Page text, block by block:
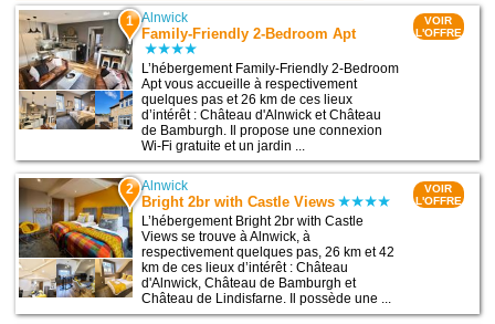
1 Alnwick
Family-Friendly 2-Bedroom Apt
L’hébergement Family-Friendly 2-Bedroom
Apt vous accueille à respectivement
quelques pas et 26 km de ces lieux
d’intérêt : Château d'Alnwick et Château
de Bamburgh. Il propose une connexion
Wi-Fi gratuite et un jardin ...
VOIR
L'OFFRE
2 Alnwick
Bright 2br with Castle Views
L’hébergement Bright 2br with Castle
Views se trouve à Alnwick, à
respectivement quelques pas, 26 km et 42
km de ces lieux d’intérêt : Château
d'Alnwick, Château de Bamburgh et
Château de Lindisfarne. Il possède une ...
VOIR
L'OFFRE